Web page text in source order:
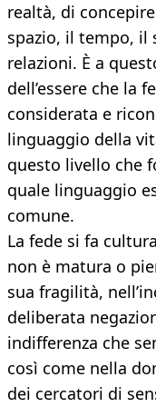
realtà, di
spazio, il tempo, il
relazioni. È a
dell’essere che la
considerata e
linguaggio della
questo livello che
quale linguaggio
comune.
La fede si fa
non è matura o
sua fragilità,
deliberata
indifferenza che
così come nella
dei cercatori di